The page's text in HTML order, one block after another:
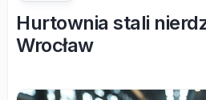
Hurtownia stali
Wrocław